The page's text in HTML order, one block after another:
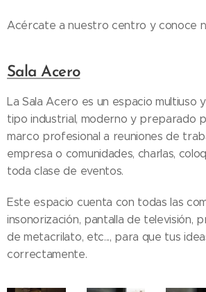
Acércate a nuestro centro y conoce
Sala Acero
La Sala Acero es un espacio multiuso
tipo industrial, moderno y preparado
marco profesional a reuniones de
empresa o comunidades, charlas,
toda clase de eventos.
Este espacio cuenta con todas las
insonorización, pantalla de televisión,
de metacrilato, etc..., para que tus
correctamente.